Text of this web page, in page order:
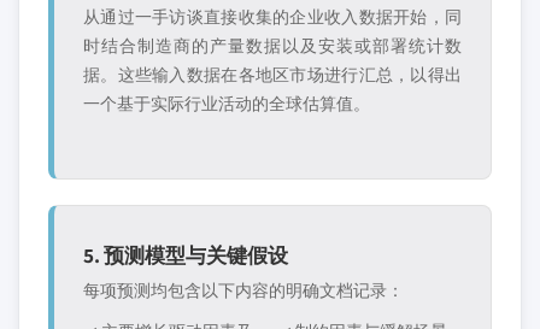
从通过一手访谈直接收集的企业收入数据开始，同
时结合制造商的产量数据以及安装或部署统计数
据。这些输入数据在各地区市场进行汇总，以得出
一个基于实际行业活动的全球估算值。
5. 预测模型与关键假设
每项预测均包含以下内容的明确文档记录：